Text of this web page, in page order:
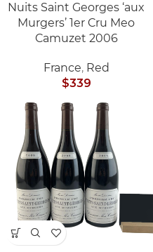
Nuits Saint Georges ‘aux
Murgers’ 1er Cru Meo
Camuzet 2006
France, Red
$339